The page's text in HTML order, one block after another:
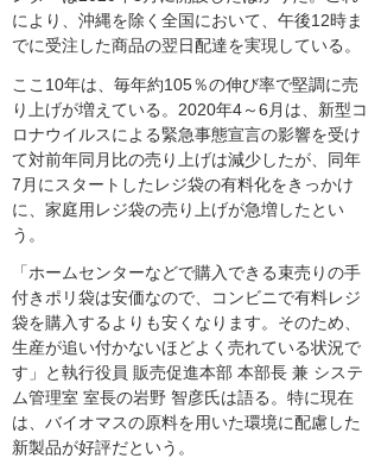
により、沖縄を除く全国において、午後12時ま
でに受注した商品の翌日配達を実現している。
ここ10年は、毎年約105％の伸び率で堅調に売
り上げが増えている。2020年4～6月は、新型コ
ロナウイルスによる緊急事態宣言の影響を受け
て対前年同月比の売り上げは減少したが、同年
7月にスタートしたレジ袋の有料化をきっかけ
に、家庭用レジ袋の売り上げが急増したとい
う。
「ホームセンターなどで購入できる束売りの手
付きポリ袋は安価なので、コンビニで有料レジ
袋を購入するよりも安くなります。そのため、
生産が追い付かないほどよく売れている状況で
す」と執行役員 販売促進本部 本部長 兼 システ
ム管理室 室長の岩野 智彦氏は語る。特に現在
は、バイオマスの原料を用いた環境に配慮した
新製品が好評だという。